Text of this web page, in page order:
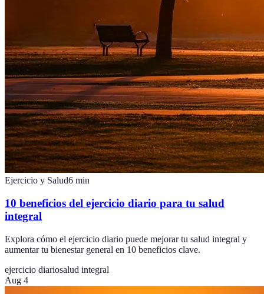
Ejercicio y Salud6 min
10 beneficios del ejercicio diario para tu salud
integral
Explora cómo el ejercicio diario puede mejorar tu salud integral y
aumentar tu bienestar general en 10 beneficios clave.
ejercicio diariosalud integral
Aug 4